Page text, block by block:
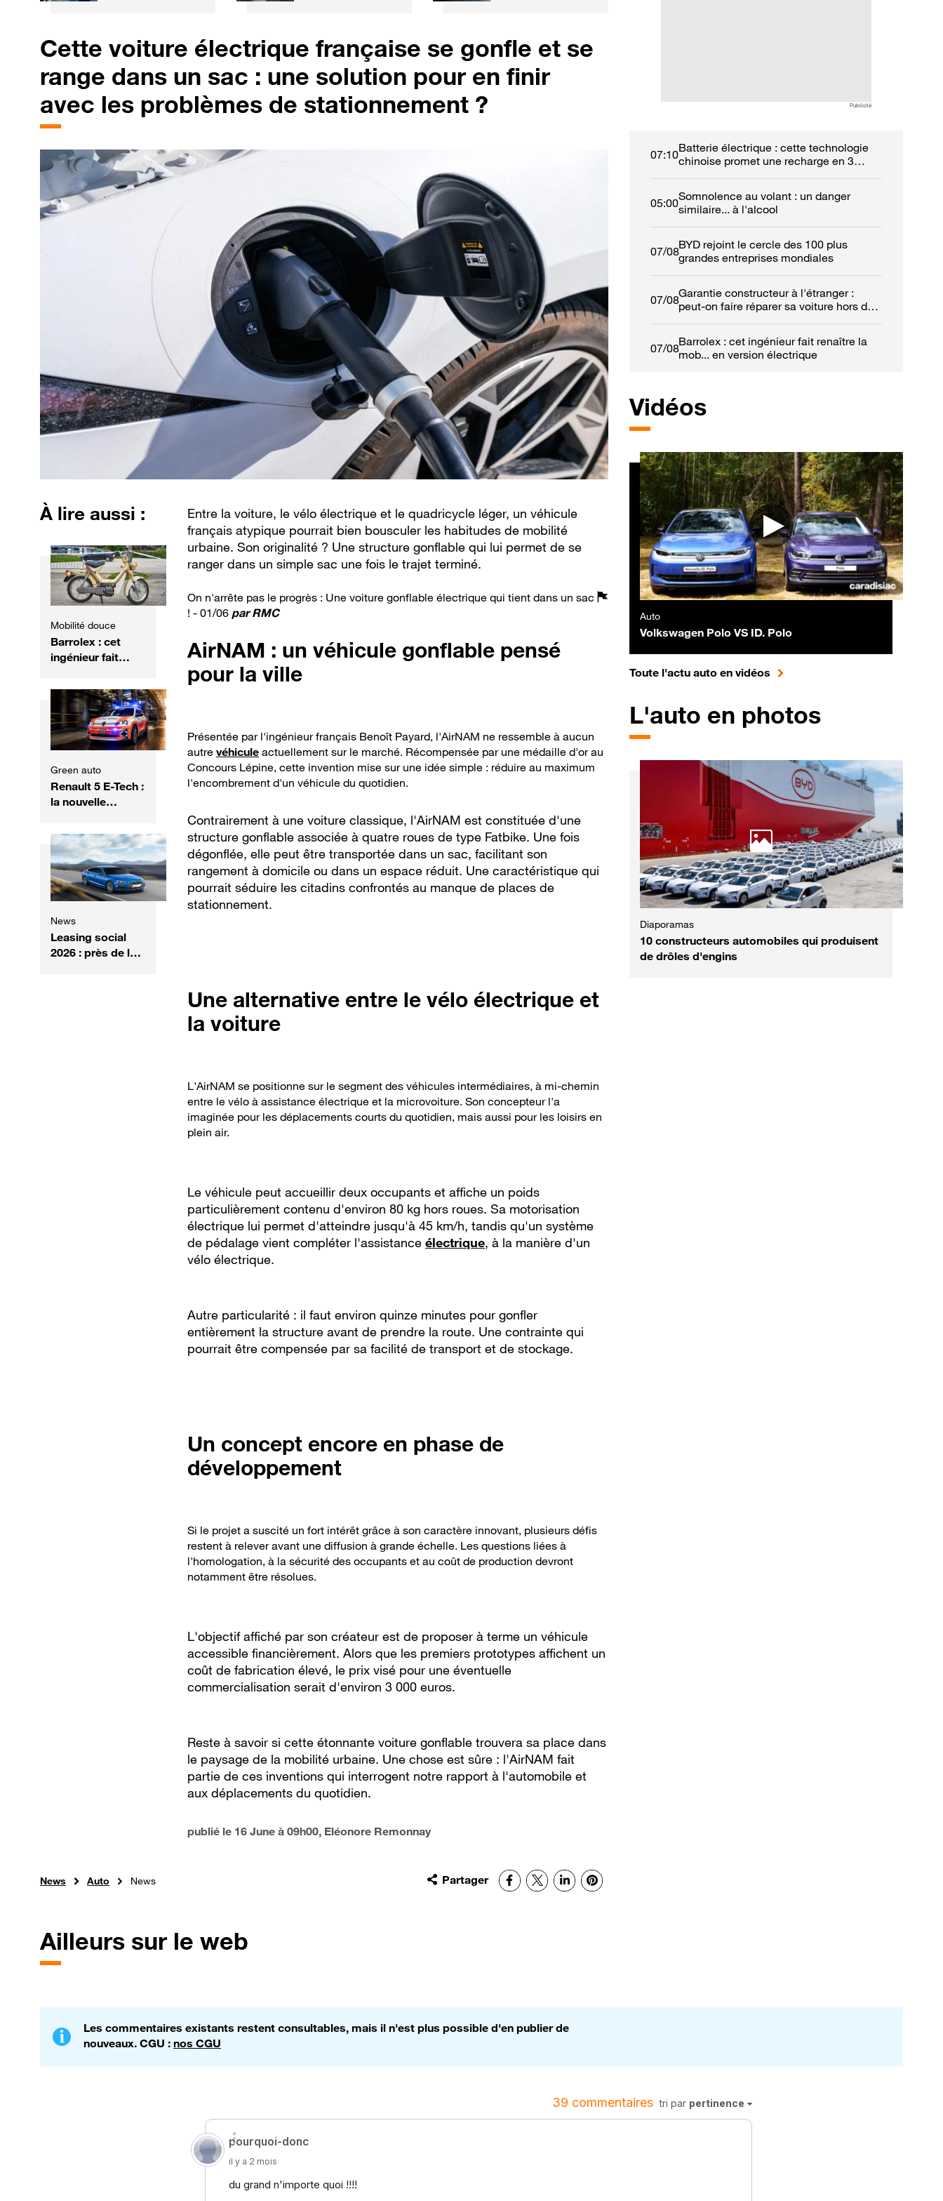
une recharge en 3
minutes
mondiales
Cette voiture électrique française se gonfle et se
range dans un sac : une solution pour en finir
avec les problèmes de stationnement ?
À lire aussi :
Mobilité douce
Barrolex : cet
ingénieur fait
en version
électrique
Green auto
Renault 5 E-Tech :
la nouvelle
police suisse
News
Leasing social
2026 : près de la
Entre la voiture, le vélo électrique et le quadricycle léger, un véhicule
français atypique pourrait bien bousculer les habitudes de mobilité
urbaine. Son originalité ? Une structure gonflable qui lui permet de se
ranger dans un simple sac une fois le trajet terminé.
On n'arrête pas le progrès : Une voiture gonflable électrique qui tient dans un sac
! - 01/06 parRMC
AirNAM : un véhicule gonflable pensé
pour la ville
Présentée par l'ingénieur français Benoît Payard, l'AirNAM ne ressemble à aucun
autre véhicule actuellement sur le marché. Récompensée par une médaille d'or au
Concours Lépine, cette invention mise sur une idée simple : réduire au maximum
l'encombrement d'un véhicule du quotidien.
Contrairement à une voiture classique, l'AirNAM est constituée d'une
structure gonflable associée à quatre roues de type Fatbike. Une fois
dégonflée, elle peut être transportée dans un sac, facilitant son
rangement à domicile ou dans un espace réduit. Une caractéristique qui
pourrait séduire les citadins confrontés au manque de places de
stationnement.
Une alternative entre le vélo électrique et
la voiture
L'AirNAM se positionne sur le segment des véhicules intermédiaires, à mi-chemin
entre le vélo à assistance électrique et la microvoiture. Son concepteur l'a
imaginée pour les déplacements courts du quotidien, mais aussi pour les loisirs en
plein air.
Le véhicule peut accueillir deux occupants et affiche un poids
particulièrement contenu d'environ 80 kg hors roues. Sa motorisation
électrique lui permet d'atteindre jusqu'à 45 km/h, tandis qu'un système
de pédalage vient compléter l'assistance électrique, à la manière d'un
vélo électrique.
Autre particularité : il faut environ quinze minutes pour gonfler
entièrement la structure avant de prendre la route. Une contrainte qui
pourrait être compensée par sa facilité de transport et de stockage.
Un concept encore en phase de
développement
Si le projet a suscité un fort intérêt grâce à son caractère innovant, plusieurs défis
restent à relever avant une diffusion à grande échelle. Les questions liées à
l'homologation, à la sécurité des occupants et au coût de production devront
notamment être résolues.
L'objectif affiché par son créateur est de proposer à terme un véhicule
accessible financièrement. Alors que les premiers prototypes affichent un
coût de fabrication élevé, le prix visé pour une éventuelle
commercialisation serait d'environ 3 000 euros.
Reste à savoir si cette étonnante voiture gonflable trouvera sa place dans
le paysage de la mobilité urbaine. Une chose est sûre : l'AirNAM fait
partie de ces inventions qui interrogent notre rapport à l'automobile et
aux déplacements du quotidien.
publié le 16 June à 09h00, Eléonore Remonnay
News Auto News Partager Facebook
X LinkedInPinterest
Publicité
07:10Batterie électrique : cette technologie
chinoise promet une recharge en 3
05:00Somnolence au volant : un danger
similaire... à l'alcool
07/08BYD rejoint le cercle des 100 plus
grandes entreprises mondiales
07/08Garantie constructeur à l'étranger :
peut-on faire réparer sa voiture hors de
07/08Barrolex : cet ingénieur fait renaître la
mob... en version électrique
Vidéos
Auto
Volkswagen Polo VS ID. Polo
Toute l'actu auto en vidéos pour accéder à toute l'actualité
L'auto en photos
Diaporamas
10 constructeurs automobiles qui produisent
de drôles d'engins
Ailleurs sur le web
Les commentaires existants restent consultables, mais il n'est plus possible d'en publier de
nouveaux. CGU : nos CGU